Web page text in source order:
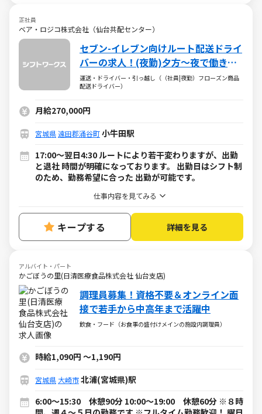
正社員
ベア・ロジコ株式会社（仙台共配センター）
セブン-イレブン向けルート配送ドライ
バーの求人！(夜勤)夕方～夜で働きた
い方にピッタリ！
運送・ドライバー・引っ越し（（社員|夜勤）フローズン商品
配送ドライバー）
月給270,000円
宮城県遠田郡涌谷町小牛田駅
17:00～翌日4:30 ルートにより若干変わりますが、出勤
と退社 時間が明確になっております。 出勤日はシフト制
のため、勤務希望に合った 出勤が可能です。
仕事内容を見てみる
キープする 詳細を見る
アルバイト・パート
かごぼうの里(日清医療食品株式会社 仙台支店)
調理員募集！資格不要＆オンライン面
接で若手から中高年まで活躍中
飲食・フード（お食事の盛付けメインの施設内調理員）
時給1,090円 ～1,190円
宮城県 大崎市北浦(宮城県)駅
6:00～15:30 休憩90分 10:00～19:00 休憩60分 ※８時